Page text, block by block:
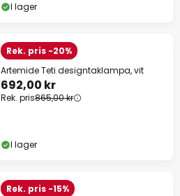
I lager
Rek. pris -20%
Artemide Teti designtaklampa, vit
692,00 kr
Rek. pris865,00 kr
I lager
Rek. pris -15%